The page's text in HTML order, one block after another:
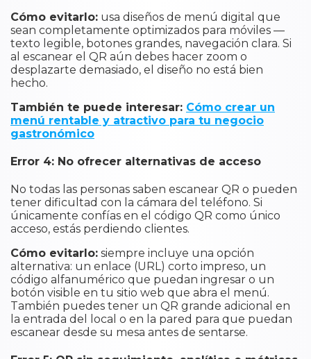
Cómo evitarlo: usa diseños de menú digital que
sean completamente optimizados para móviles —
texto legible, botones grandes, navegación clara. Si
al escanear el QR aún debes hacer zoom o
desplazarte demasiado, el diseño no está bien
hecho.
También te puede interesar: Cómo crear un
menú rentable y atractivo para tu negocio
gastronómico
Error 4: No ofrecer alternativas de acceso
No todas las personas saben escanear QR o pueden
tener dificultad con la cámara del teléfono. Si
únicamente confías en el código QR como único
acceso, estás perdiendo clientes.
Cómo evitarlo: siempre incluye una opción
alternativa: un enlace (URL) corto impreso, un
código alfanumérico que puedan ingresar o un
botón visible en tu sitio web que abra el menú.
También puedes tener un QR grande adicional en
la entrada del local o en la pared para que puedan
escanear desde su mesa antes de sentarse.